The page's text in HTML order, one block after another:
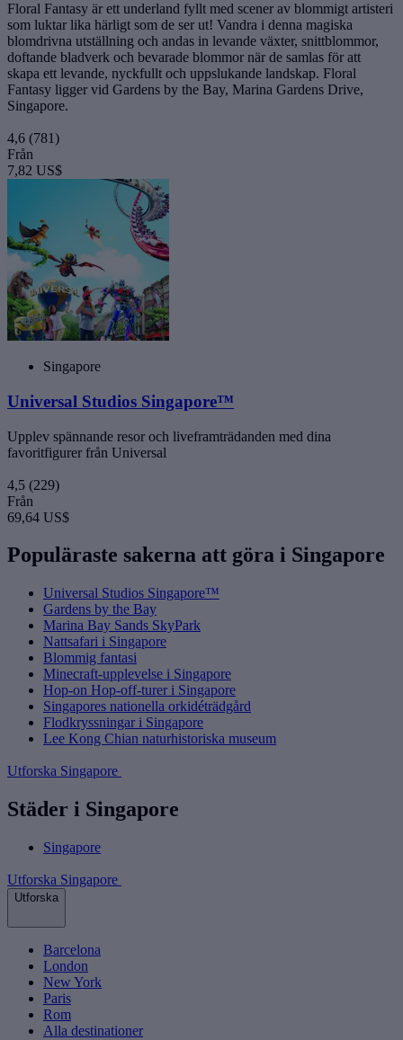
Floral Fantasy är ett underland fyllt med scener av blommigt artisteri
som luktar lika härligt som de ser ut! Vandra i denna magiska
blomdrivna utställning och andas in levande växter, snittblommor,
doftande bladverk och bevarade blommor när de samlas för att
skapa ett levande, nyckfullt och uppslukande landskap. Floral
Fantasy ligger vid Gardens by the Bay, Marina Gardens Drive,
Singapore.
4,6 (781)
Från
7,82 US$
Singapore
Universal Studios Singapore™
Upplev spännande resor och liveframträdanden med dina
favoritfigurer från Universal
4,5 (229)
Från
69,64 US$
Populäraste sakerna att göra i Singapore
Universal Studios Singapore™
Gardens by the Bay
Marina Bay Sands SkyPark
Nattsafari i Singapore
Blommig fantasi
Minecraft-upplevelse i Singapore
Hop-on Hop-off-turer i Singapore
Singapores nationella orkidéträdgård
Flodkryssningar i Singapore
Lee Kong Chian naturhistoriska museum
Utforska Singapore
Städer i Singapore
Singapore
Utforska Singapore
Utforska
Barcelona
London
New York
Paris
Rom
Alla destinationer